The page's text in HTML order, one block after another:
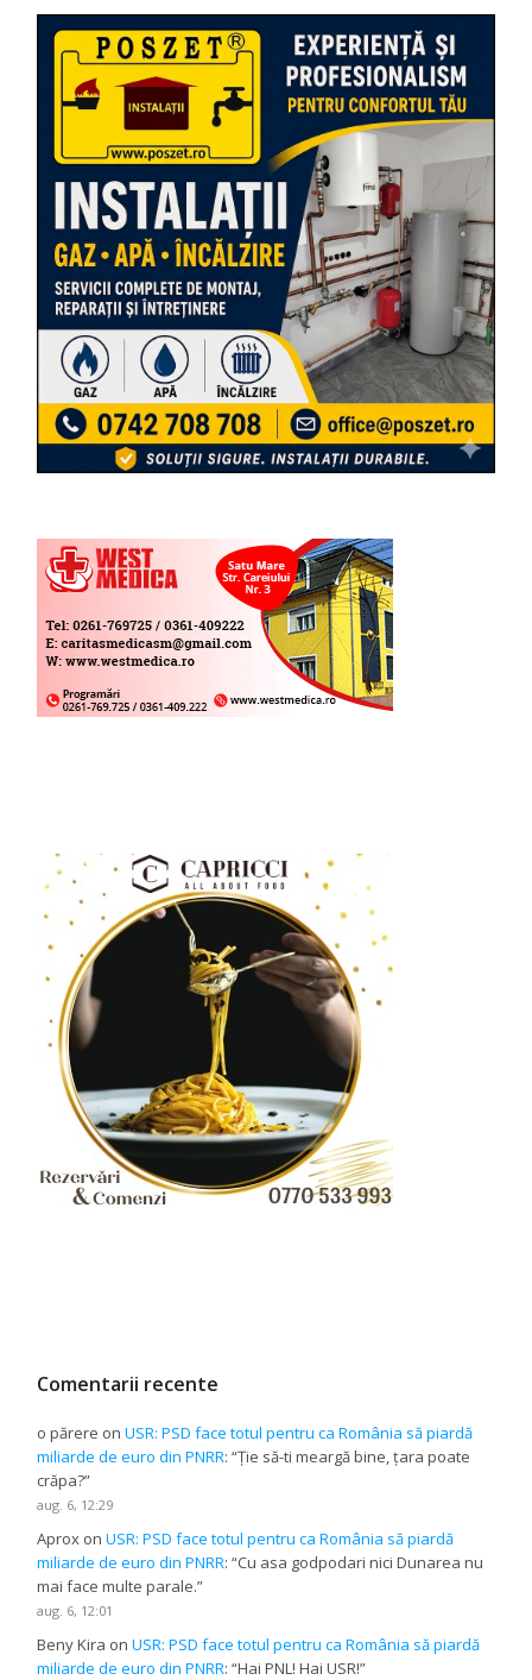
Comentarii recente
o părere onUSR: PSD face totul pentru ca România să piardă
miliarde de euro din PNRR: “Ție să-ti meargă bine, țara poate
crăpa?”
aug. 6, 12:29
Aprox onUSR: PSD face totul pentru ca România să piardă
miliarde de euro din PNRR: “Cu asa godpodari nici Dunarea nu
mai face multe parale.”
aug. 6, 12:01
Beny Kira onUSR: PSD face totul pentru ca România să piardă
miliarde de euro din PNRR: “Hai PNL! Hai USR!”